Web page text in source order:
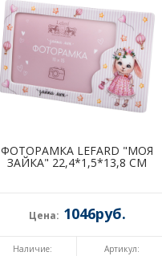
ФОТОРАМКА LEFARD "МОЯ
ЗАЙКА" 22,4*1,5*13,8 СМ
Цена: 1046руб.
Наличие: Артикул: